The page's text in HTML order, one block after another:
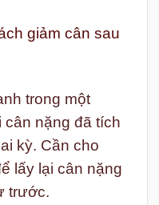
giảm cân sau
trong một
nặng đã tích
kỳ. Cần cho
lấy lại cân nặng
trước.